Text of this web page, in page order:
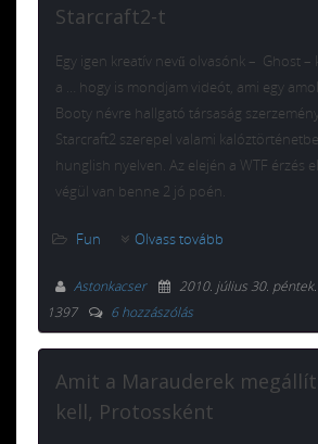
Starcraft2-t
Egy igen kreatív nevű olvasónk – Ghost –
a … hogy is mondjam videót, ami egy
Booty névre hallgató társaság
Starcraft2 szerepel valami
hunglish nyelven. Az elején a WTF érzés
végül van benne 2 jó poén.
Fun Olvass tovább
Astonkacser 2010. július 30. péntek.
1397
6 hozzászólás
Amit a Marauderek
kell, Protossként